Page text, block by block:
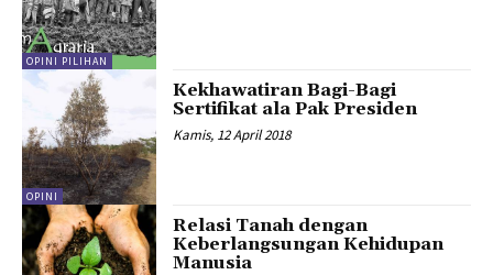
OPINI PILIHAN
OPINI
Kekhawatiran Bagi-Bagi
Sertifikat ala Pak Presiden
Kamis, 12 April 2018
Relasi Tanah dengan
Keberlangsungan Kehidupan
Manusia